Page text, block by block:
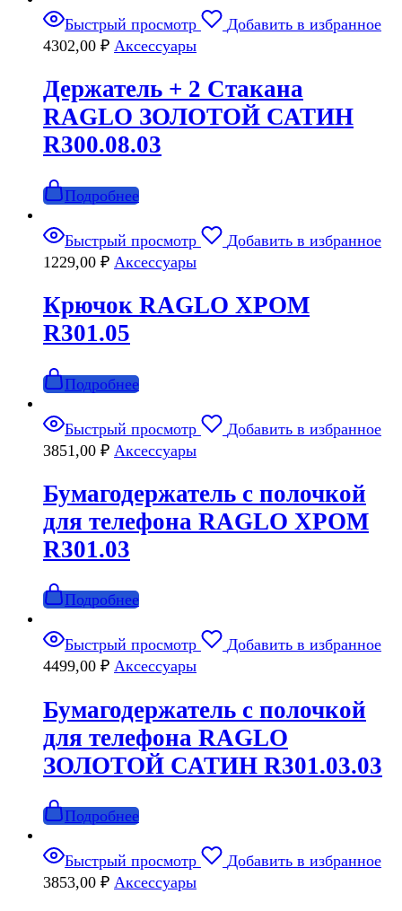
Быстрый просмотр
Добавить в избранное
4302,00 ₽ Аксессуары
Держатель + 2 Стакана
RAGLO ЗОЛОТОЙ САТИН
R300.08.03
Подробнее
Быстрый просмотр
Добавить в избранное
1229,00 ₽ Аксессуары
Крючок RAGLO ХРОМ
R301.05
Подробнее
Быстрый просмотр
Добавить в избранное
3851,00 ₽ Аксессуары
Бумагодержатель с полочкой
для телефона RAGLO ХРОМ
R301.03
Подробнее
Быстрый просмотр
Добавить в избранное
4499,00 ₽ Аксессуары
Бумагодержатель с полочкой
для телефона RAGLO
ЗОЛОТОЙ САТИН R301.03.03
Подробнее
Быстрый просмотр
Добавить в избранное
3853,00 ₽ Аксессуары